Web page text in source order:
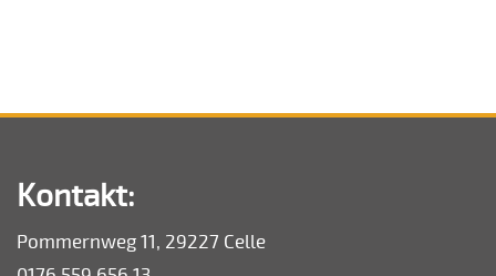
Kontakt:
Pommernweg 11, 29227 Celle